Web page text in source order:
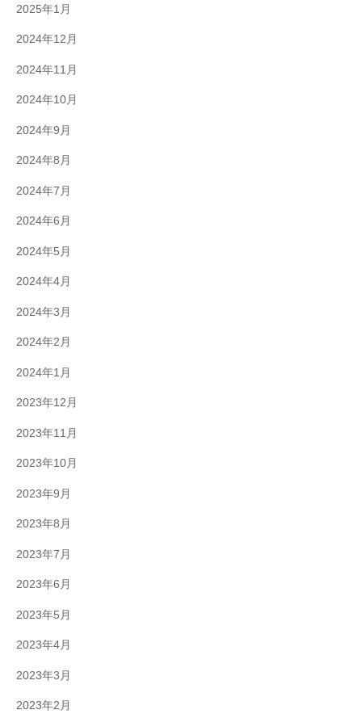
2025年1月
2024年12月
2024年11月
2024年10月
2024年9月
2024年8月
2024年7月
2024年6月
2024年5月
2024年4月
2024年3月
2024年2月
2024年1月
2023年12月
2023年11月
2023年10月
2023年9月
2023年8月
2023年7月
2023年6月
2023年5月
2023年4月
2023年3月
2023年2月